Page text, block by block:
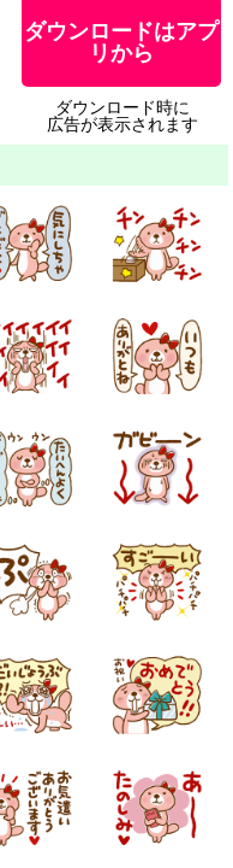
ダウンロードはアプ
リから
ダウンロード時に
広告が表示されます